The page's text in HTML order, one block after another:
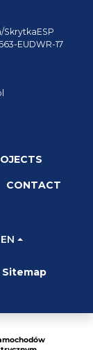
SkrytkaESP
EUDWR-17
CONTACT
EN
Sitemap